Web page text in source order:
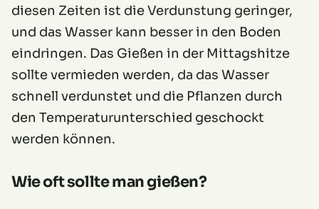
diesen Zeiten ist die Verdunstung geringer,
und das Wasser kann besser in den Boden
eindringen. Das Gießen in der Mittagshitze
sollte vermieden werden, da das Wasser
schnell verdunstet und die Pflanzen durch
den Temperaturunterschied geschockt
werden können.
Wie oft sollte man gießen?